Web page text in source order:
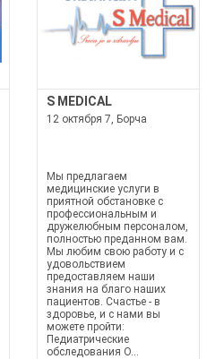
S MEDICAL
12 октября 7, Борча
Мы предлагаем
медицинские услуги в
приятной обстановке с
профессиональным и
дружелюбным персоналом,
полностью преданном вам.
Мы любим свою работу и с
удовольствием
предоставляем наши
знания на благо наших
пациентов. Счастье - в
здоровье, и с нами вы
можете пройти:
Педиатрические
обследования О...